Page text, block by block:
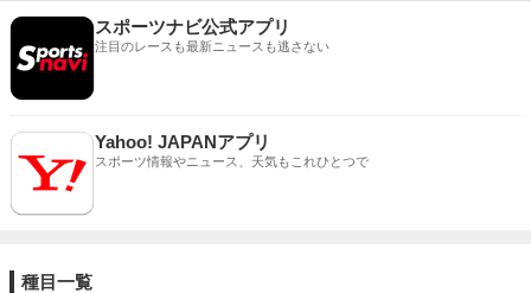
スポーツナビ公式アプリ
注目のレースも最新ニュースも逃さない
Yahoo! JAPANアプリ
スポーツ情報やニュース、天気もこれひとつで
種目一覧